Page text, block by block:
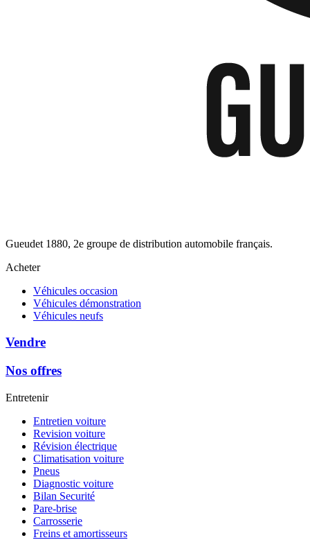
Gueudet 1880, 2e groupe de distribution automobile français.
Acheter
Véhicules occasion
Véhicules démonstration
Véhicules neufs
Vendre
Nos offres
Entretenir
Entretien voiture
Revision voiture
Révision électrique
Climatisation voiture
Pneus
Diagnostic voiture
Bilan Securité
Pare-brise
Carrosserie
Freins et amortisseurs